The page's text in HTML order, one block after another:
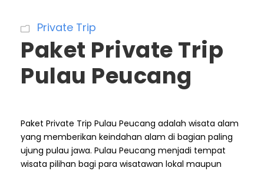
Private Trip
Paket Private Trip
Pulau Peucang
Paket Private Trip Pulau Peucang adalah wisata alam
yang memberikan keindahan alam di bagian paling
ujung pulau jawa. Pulau Peucang menjadi tempat
wisata pilihan bagi para wisatawan lokal maupun